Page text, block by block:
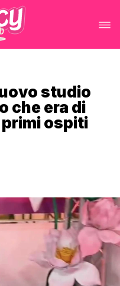
studio
che era di
primi ospiti